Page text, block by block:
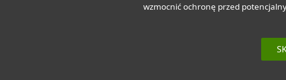
wzmocnić ochronę przed